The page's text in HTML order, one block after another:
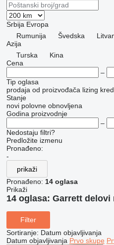
Srbija Evropa
Rumunija
Švedska
Azija
Turska
Kina
Cena
–
Tip oglasa
prodaja od proizvođača lizing
Stanje
novi polovne obnovljena
Godina proizvodnje
–
Nedostaju filtri?
Predložite izmenu
Pronađeno:
-
prikaži
Pronađeno: 14 oglasa
Prikaži
14 oglasa: Garrett delovi
Filter
Sortiranje: Datum objavljivanja
Datum objavljivanja Prvo skupe